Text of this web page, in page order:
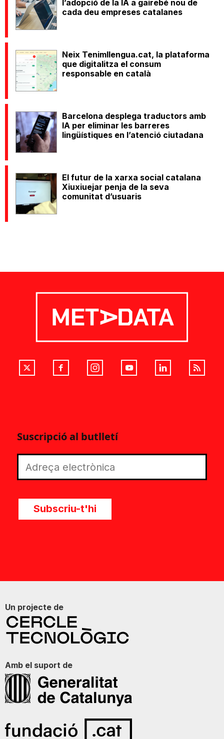
l’adopció de la IA a gairebé nou de
cada deu empreses catalanes
Neix Tenimllengua.cat, la plataforma
que digitalitza el consum
responsable en català
Barcelona desplega traductors amb
IA per eliminar les barreres
lingüístiques en l’atenció ciutadana
El futur de la xarxa social catalana
Xiuxiuejar penja de la seva
comunitat d’usuaris
Suscripció al butlletí
Subscriu-t'hi
Un projecte de
Amb el suport de